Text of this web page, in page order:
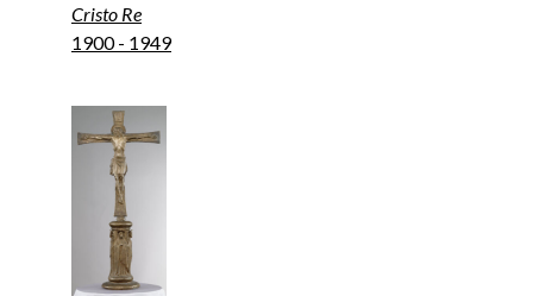
Cristo Re
1900 - 1949